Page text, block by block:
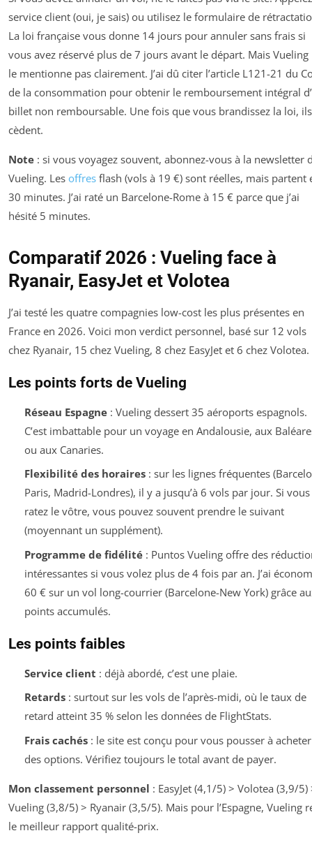
service client (oui, je sais) ou utilisez le formulaire de
La loi française vous donne 14 jours pour annuler sans frais si
vous avez réservé plus de 7 jours avant le départ. Mais Vueling
le mentionne pas clairement. J’ai dû citer l’article L121-21 du
de la consommation pour obtenir le remboursement intégral
billet non remboursable. Une fois que vous brandissez la loi, ils
cèdent.
Note : si vous voyagez souvent, abonnez-vous à la newsletter
Vueling. Les offres flash (vols à 19 €) sont réelles, mais partent
30 minutes. J’ai raté un Barcelone-Rome à 15 € parce que j’ai
hésité 5 minutes.
Comparatif 2026 : Vueling face à
Ryanair, EasyJet et Volotea
J’ai testé les quatre compagnies low-cost les plus présentes en
France en 2026. Voici mon verdict personnel, basé sur 12 vols
chez Ryanair, 15 chez Vueling, 8 chez EasyJet et 6 chez Volotea.
Les points forts de Vueling
Réseau Espagne: Vueling dessert 35 aéroports espagnols.
C’est imbattable pour un voyage en Andalousie, aux
ou aux Canaries.
Flexibilité des horaires: sur les lignes fréquentes
Paris, Madrid-Londres), il y a jusqu’à 6 vols par jour. Si vous
ratez le vôtre, vous pouvez souvent prendre le suivant
(moyennant un supplément).
Programme de fidélité: Puntos Vueling offre des
intéressantes si vous volez plus de 4 fois par an. J’ai
60 € sur un vol long-courrier (Barcelone-New York) grâce
points accumulés.
Les points faibles
Service client : déjà abordé, c’est une plaie.
Retards: surtout sur les vols de l’après-midi, où le taux de
retard atteint 35 % selon les données de FlightStats.
Frais cachés: le site est conçu pour vous pousser à acheter
des options. Vérifiez toujours le total avant de payer.
Mon classement personnel : EasyJet (4,1/5) > Volotea (3,9/5)
Vueling (3,8/5) > Ryanair (3,5/5). Mais pour l’Espagne, Vueling
le meilleur rapport qualité-prix.